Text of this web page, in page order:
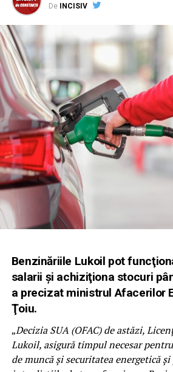
De
INCISIV
Benzinăriile Lukoil pot
salarii şi achiziţiona stocuri
a precizat ministrul Afacerilor
Ţoiu.
„Decizia SUA (OFAC) de astăzi,
Lukoil, asigură timpul necesar
de muncă şi securitatea energetică şi